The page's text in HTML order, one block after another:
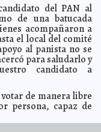
Lois Izquierdo
funcionar Guillermo
2012 A7
Lizama por todo el
del programa Habitat
miles de millones en
del PAN al
de una batucada
acompañaron a
el local del comité
al panista no se
para saludarlo y
candidato a
de manera libre
persona, capaz de